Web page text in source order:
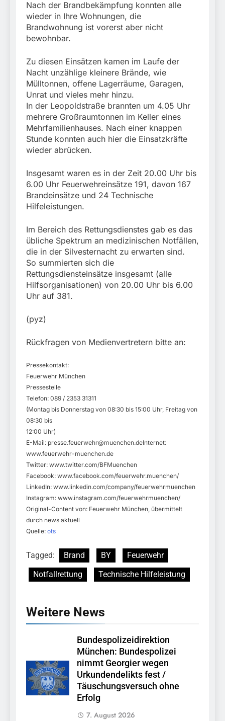
Nach der Brandbekämpfung konnten alle
wieder in Ihre Wohnungen, die
Brandwohnung ist vorerst aber nicht
bewohnbar.
Zu diesen Einsätzen kamen im Laufe der
Nacht unzählige kleinere Brände, wie
Mülltonnen, offene Lagerräume, Garagen,
Unrat und vieles mehr hinzu.
In der Leopoldstraße brannten um 4.05 Uhr
mehrere Großraumtonnen im Keller eines
Mehrfamilienhauses. Nach einer knappen
Stunde konnten auch hier die Einsatzkräfte
wieder abrücken.
Insgesamt waren es in der Zeit 20.00 Uhr bis
6.00 Uhr Feuerwehreinsätze 191, davon 167
Brandeinsätze und 24 Technische
Hilfeleistungen.
Im Bereich des Rettungsdienstes gab es das
übliche Spektrum an medizinischen Notfällen,
die in der Silvesternacht zu erwarten sind.
So summierten sich die
Rettungsdiensteinsätze insgesamt (alle
Hilfsorganisationen) von 20.00 Uhr bis 6.00
Uhr auf 381.
(pyz)
Rückfragen von Medienvertretern bitte an:
Pressekontakt:
Feuerwehr München
Pressestelle
Telefon: 089 / 2353 31311
(Montag bis Donnerstag von 08:30 bis 15:00 Uhr, Freitag von
08:30 bis
12:00 Uhr)
E-Mail: presse.feuerwehr@muenchen.deInternet:
www.feuerwehr-muenchen.de
Twitter: www.twitter.com/BFMuenchen
Facebook: www.facebook.com/feuerwehr.muenchen/
LinkedIn: www.linkedin.com/company/feuerwehrmuenchen
Instagram: www.instagram.com/feuerwehrmuenchen/
Original-Content von: Feuerwehr München, übermittelt
durch news aktuell
Quelle: ots
Tagged: Brand BY
Feuerwehr
Notfallrettung
Technische Hilfeleistung
Weitere News
Bundespolizeidirektion
München: Bundespolizei
nimmt Georgier wegen
Urkundendelikts fest /
Täuschungsversuch ohne
Erfolg
7. August 2026